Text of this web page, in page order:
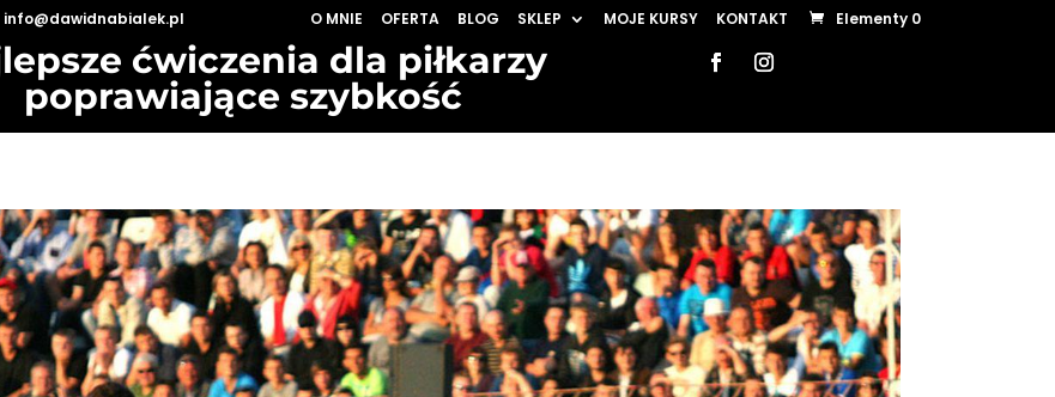
info@dawidnabialek.pl O MNIE OFERTA BLOG SKLEP MOJE KURSY KONTAKT Elementy 0
ćwiczenia dla piłkarzy
poprawiające szybkość
Polecane